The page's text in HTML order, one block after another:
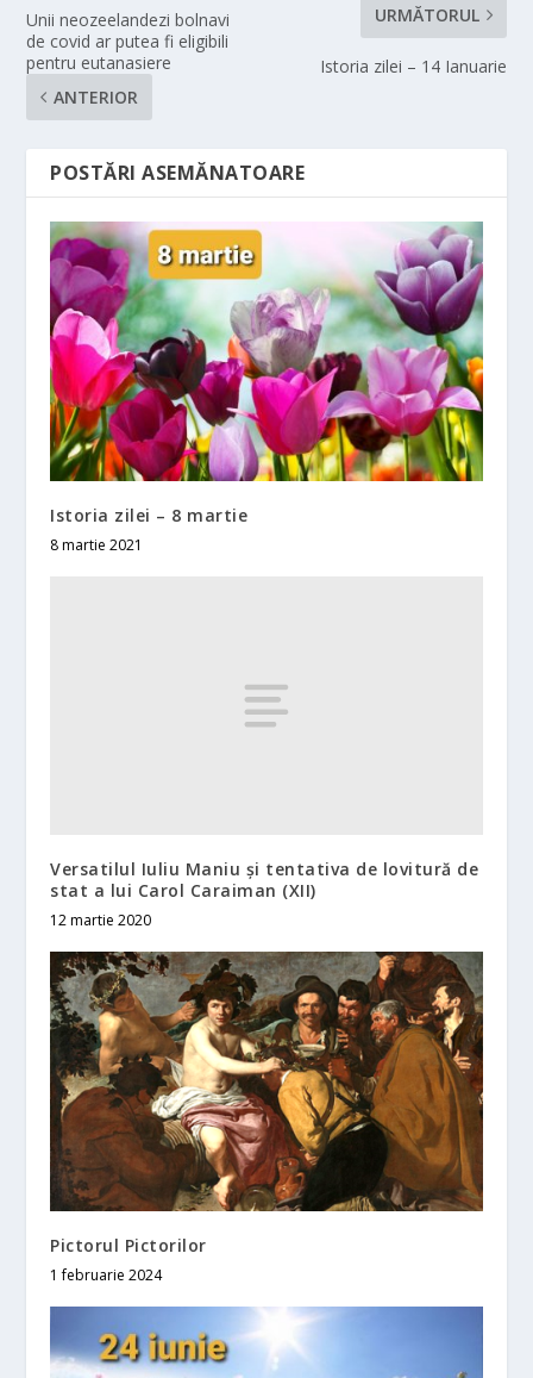
Unii neozeelandezi bolnavi
de covid ar putea fi eligibili
pentru eutanasiere
ANTERIOR
URMĂTORUL
Istoria zilei – 14 Ianuarie
POSTĂRI ASEMĂNATOARE
Istoria zilei – 8 martie
8 martie 2021
Versatilul Iuliu Maniu și tentativa de lovitură de
stat a lui Carol Caraiman (XII)
12 martie 2020
Pictorul Pictorilor
1 februarie 2024